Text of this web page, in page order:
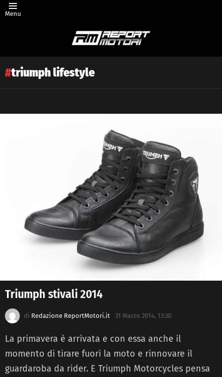
Menu
triumph lifestyle
Triumph stivali 2014
di Redazione ReportMotori.it 31 Marzo 2014, 13:30
La primavera è arrivata e con essa anche il
momento di tirare fuori la moto e rinnovare il
guardaroba da rider. E Triumph Motorcycles pensa